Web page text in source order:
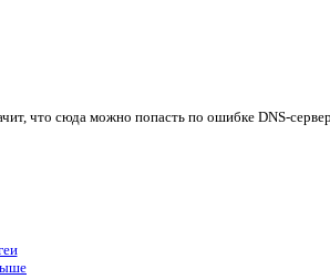
что сюда можно попасть по ошибке DNS-